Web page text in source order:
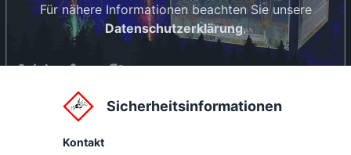
Für nähere Informationen beachten Sie unsere
Datenschutzerklärung.
Sicherheitsinformationen
Kontakt